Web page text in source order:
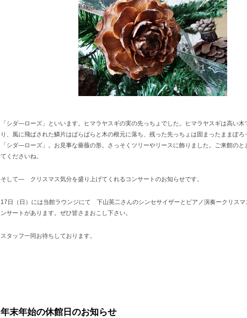
「シダ―ローズ」といいます。ヒマラヤスギの実の先っちょでした。ヒマラヤスギは高い木
り、風に飛ばされた鱗片はぱらぱらと木の根元に落ち、残った先っちょは固まったままぽ
「シダ―ローズ」。お見事な薔薇の形。さっそくツリーやリースに飾りました。ご来館のと
てくださいね。
そして― クリスマス気分を盛り上げてくれるコンサートのお知らせです。
17日（日）には当館ラウンジにて 下山英二さんのシンセサイザーとピアノ演奏ークリスマ
ンサートがあります。ぜひ皆さまおこし下さい。
スタッフ一同お待ちしております。
年末年始の休館日のお知らせ